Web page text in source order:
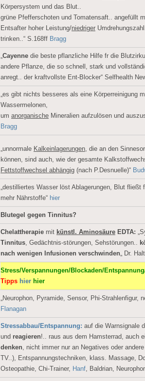
Körpersystem und das Blut..
grüne Pfefferschoten und Tomatensaft.. angefüllt
Entsafter hoher Leistung/niedriger
trinken..“ S.168ff Bragg
„Cayenne die beste pflanzliche Hilfe fr die
andere Pflanze, die so schnell, stark und
anregt.. der kraftvollste Ent-Blocker“ Selfhealth
„es gibt nichts besseres als eine Körperreinigung
Wassermelonen,
um anorganische Mineralien aufzulösen und
Bragg
„unnormale Kalkeinlagerungen, die an den
können, sind auch, wie der gesamte
Fettstoffwechsel abhängig (nach P.Desnuelle)“
„destilliertes Wasser löst Ablagerungen, Blut fließt
mehr Nährstoffe“ hier
Blutegel gegen Tinnitus?
Chelattherapie mit künstl. Aminosäure EDTA:
Tinnitus, Gedächtnis-störungen, Sehstörungen..
nach wenigen Infusionen verschwinden„ Dr.
Stress/Verspannungen/Blockaden/
Tipps hier hier
„Neurophon, Pyramide, Sensor, Phi-Strahlenfigur,
Flanagan
Stressabbau/Entspannung: auf die Warnsignale
und reagieren!.. raus aus dem Hamsterrad, auch
denken, nicht immer nur an Negatives oder
TV..), Entspannungstechniken, klass. Massage,
Osteopathie, Chi-Trainer, Hanf, Baldrian,